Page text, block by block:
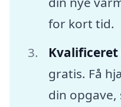
for kort tid.
gratis. Få
din